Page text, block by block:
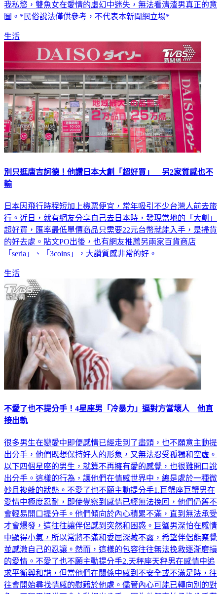
我私慾，雙魚女在愛情的虛幻中迷失，無法看清渣男真正的意
圖。*民俗說法僅供參考，不代表本新聞網立場*
生活
別只逛唐吉訶德！他讚日本大創「超好買」 另2家質感也不
輸
日本因飛行時程短加上機票便宜，常年吸引不少台灣人前去旅
行。近日，就有網友分享自己去日本時，發現當地的「大創」
超好買，匯率最低單價商品只需要22元台幣就能入手，是掃貨
的好去處。貼文PO出後，也有網友推薦另兩家百貨商店
「seria」、「3coins」，大讚質感非常的好。
生活
不愛了也不提分手！4星座男「冷暴力」逼對方當壞人 他直
接出軌
很多男生在戀愛中即便感情已經走到了盡頭，也不願意主動提
出分手，他們既想保持好人的形象，又無法忍受孤獨和空虛。
以下四個星座的男生，就算不再擁有愛的感覺，也很難開口說
出分手。這樣的行為，讓他們在情感世界中，總是處於一種微
妙且複雜的狀態。不愛了也不願主動提分手1.巨蟹座巨蟹男在
愛情中極度忍耐，即使覺察到感情已經無法挽回，他們仍舊不
會輕易開口提分手。他們傾向於內心積累不滿，直到無法承受
才會爆發，這往往讓伴侶感到突然和困惑。巨蟹男深怕在感情
中顯得小氣，所以常將不滿和委屈深藏不露，希望伴侶能察覺
並感激自己的忍讓。然而，這樣的包容往往無法挽救逐渐磨損
的愛情。不愛了也不願主動提分手2.天秤座天秤男在感情中追
求平衡與和諧，但當他們在關係中感到不安全或不滿足時，往
往會開始尋找情感的慰藉於他處。儘管內心可能已轉向別的對